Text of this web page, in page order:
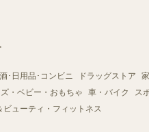
･日用品･コンビニ ドラッグストア
・ベビー・おもちゃ 車・バイク
ス
ビューティ・フィットネス